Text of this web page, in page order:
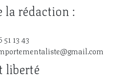
la rédaction :
13 43
liberté